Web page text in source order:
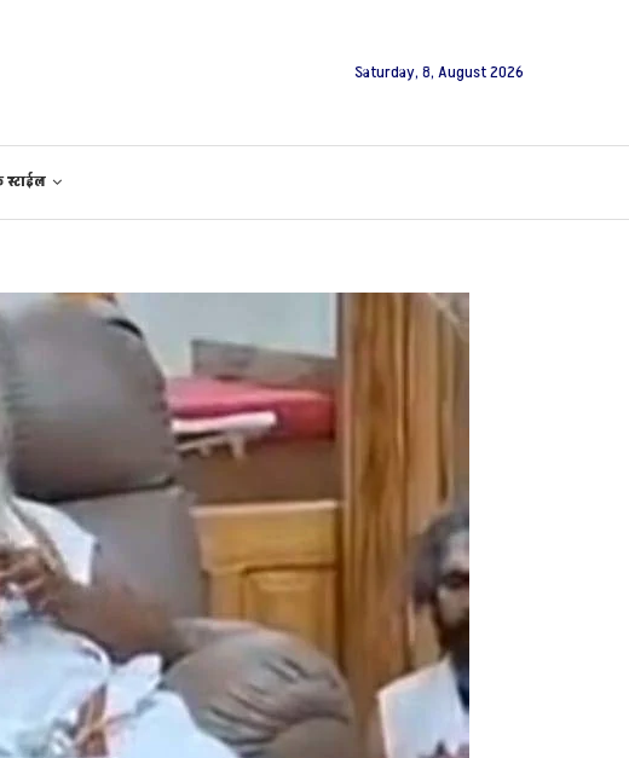
Saturday, 8, August 2026